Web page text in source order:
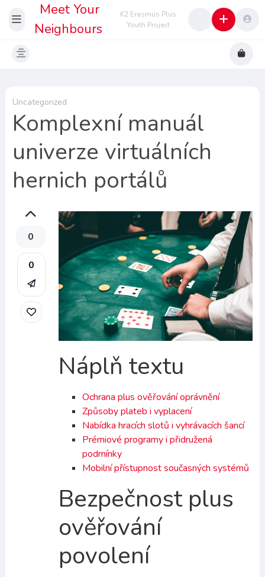
Meet Your
Neighbours
K2 Erasmus Plus
Youth Project
Uncategorized
Komplexní manuál
univerze virtuálních
hernich portálů
0
0
Náplň textu
Ochrana plus ověřování oprávnění
Způsoby plateb i vyplacení
Nabídka hracích slotů i vyhrávacích šancí
Prémiové programy i přidružená
podmínky
Mobilní přístupnost současných systémů
Bezpečnost plus
ověřování
povolení